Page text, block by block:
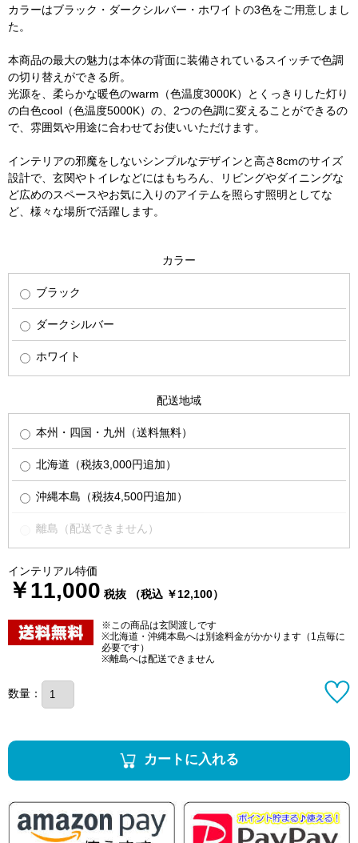
カラーはブラック・ダークシルバー・ホワイトの3色をご用意しまし
た。
本商品の最大の魅力は本体の背面に装備されているスイッチで色調
の切り替えができる所。
光源を、柔らかな暖色のwarm（色温度3000K）とくっきりした灯り
の白色cool（色温度5000K）の、2つの色調に変えることができるの
で、雰囲気や用途に合わせてお使いいただけます。
インテリアの邪魔をしないシンプルなデザインと高さ8cmのサイズ
設計で、玄関やトイレなどにはもちろん、リビングやダイニングな
ど広めのスペースやお気に入りのアイテムを照らす照明としてな
ど、様々な場所で活躍します。
カラー
ブラック
ダークシルバー
ホワイト
配送地域
本州・四国・九州（送料無料）
北海道（税抜3,000円追加）
沖縄本島（税抜4,500円追加）
離島（配送できません）
インテリアル特価
￥11,000 税抜 （税込 ￥12,100）
※この商品は玄関渡しです
※北海道・沖縄本島へは別途料金がかかります（1点毎に
必要です）
※離島へは配送できません
数量：
カートに入れる